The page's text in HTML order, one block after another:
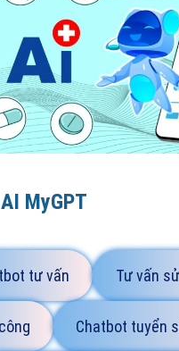
MyGPT
tư vấn Tư vấn
Chatbot tuyển